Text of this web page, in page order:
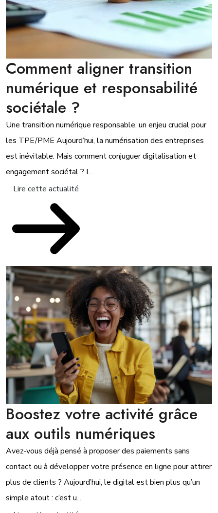
Comment aligner transition
numérique et responsabilité
sociétale ?
Une transition numérique responsable, un enjeu crucial pour
les TPE/PME Aujourd’hui, la numérisation des entreprises
est inévitable. Mais comment conjuguer digitalisation et
engagement sociétal ? L...
Lire cette actualité
Boostez votre activité grâce
aux outils numériques
Avez-vous déjà pensé à proposer des paiements sans
contact ou à développer votre présence en ligne pour attirer
plus de clients ? Aujourd’hui, le digital est bien plus qu’un
simple atout : c’est u...